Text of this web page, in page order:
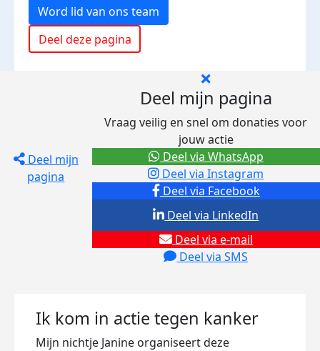
Word lid van ons team
Deel deze pagina
Deel mijn
pagina
Deel mijn pagina
Vraag veilig en snel om donaties voor
jouw actie
Deel via Facebook
Deel via Instagram
Deel via e-mail
Deel via SMS
Deel via LinkedIn
Deel via WhatsApp
Ik kom in actie tegen kanker
Mijn nichtje Janine organiseert deze